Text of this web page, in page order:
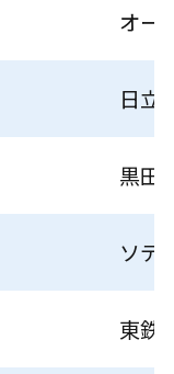
オー
日立
黒田
ソデ
東鉄